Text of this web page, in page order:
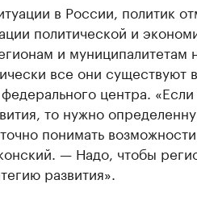
в России, политик
политической и
и муниципалитетам
все они существуют в
центра.
то нужно
понимать возможности
— Надо, чтобы
развития».